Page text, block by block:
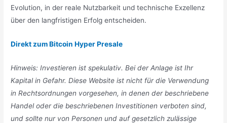
Evolution, in der reale Nutzbarkeit und technische Exzellenz
über den langfristigen Erfolg entscheiden.
Direkt zum Bitcoin Hyper Presale
Hinweis: Investieren ist spekulativ. Bei der Anlage ist Ihr
Kapital in Gefahr. Diese Website ist nicht für die Verwendung
in Rechtsordnungen vorgesehen, in denen der beschriebene
Handel oder die beschriebenen Investitionen verboten sind,
und sollte nur von Personen und auf gesetzlich zulässige